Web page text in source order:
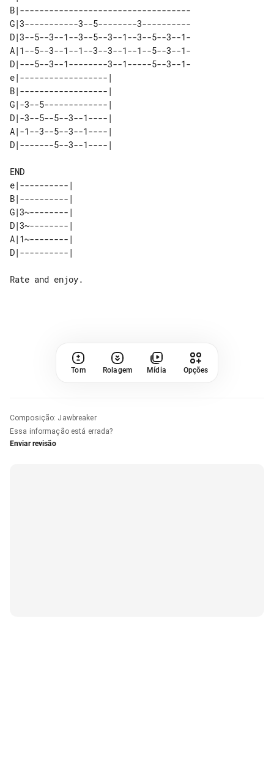
B|-----------------------------------
G|3-----------3--5--------3----------
D|3--5--3--1--3--5--3--1--3--5--3--1-
A|1--5--3--1--1--3--3--1--1--5--3--1-
D|---5--3--1--------3--1-----5--3--1-
e|------------------|
B|------------------|
G|-3--5-------------|
D|-3--5--5--3--1----|
A|-1--3--5--3--1----|
END
e|----------|
B|----------|
G|3~--------|
D|3~--------|
A|1~--------|
Rate and enjoy.
Tom Rolagem Mídia Opções
Composição: Jawbreaker
Essa informação está errada?
Enviar revisão